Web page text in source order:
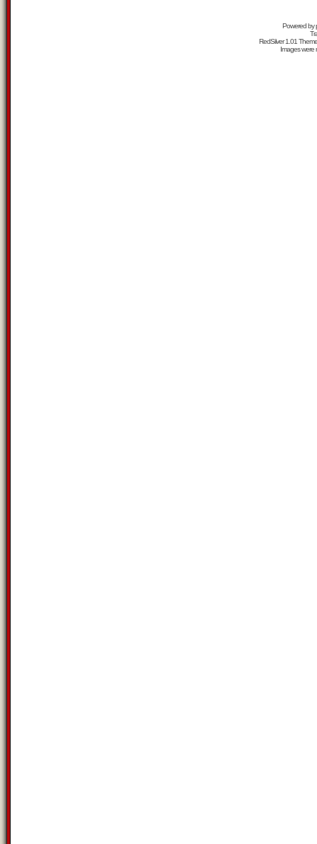
Powered by
RedSilver 1.01
Images were